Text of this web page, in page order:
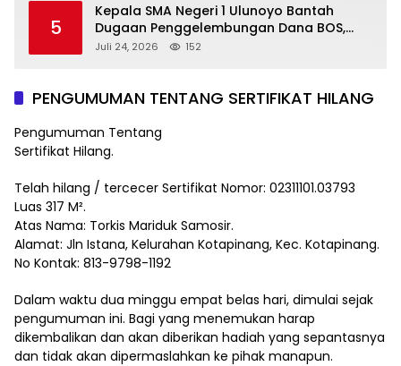
5
Kepala SMA Negeri 1 Ulunoyo Bantah
Dugaan Penggelembungan Dana BOS,
Tegaskan Pemberitaan Tidak Benar
Juli 24, 2026 152
PENGUMUMAN TENTANG SERTIFIKAT HILANG
Pengumuman Tentang
Sertifikat Hilang.
Telah hilang / tercecer Sertifikat Nomor: 02311101.03793
Luas 317 M².
Atas Nama: Torkis Mariduk Samosir.
Alamat: Jln Istana, Kelurahan Kotapinang, Kec. Kotapinang.
No Kontak: 813-9798-1192
Dalam waktu dua minggu empat belas hari, dimulai sejak
pengumuman ini. Bagi yang menemukan harap
dikembalikan dan akan diberikan hadiah yang sepantasnya
dan tidak akan dipermaslahkan ke pihak manapun.